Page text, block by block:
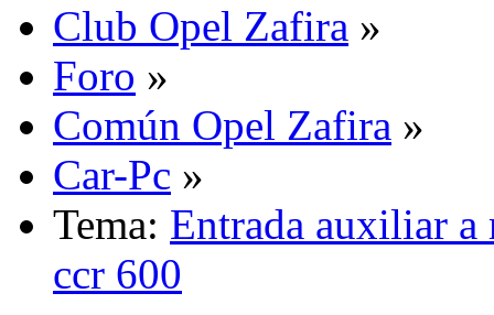
Club Opel Zafira »
Foro »
Común Opel Zafira »
Car-Pc »
Tema: Entrada auxiliar
ccr 600